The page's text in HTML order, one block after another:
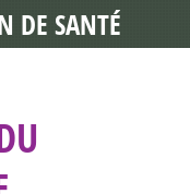
DE SANTÉ